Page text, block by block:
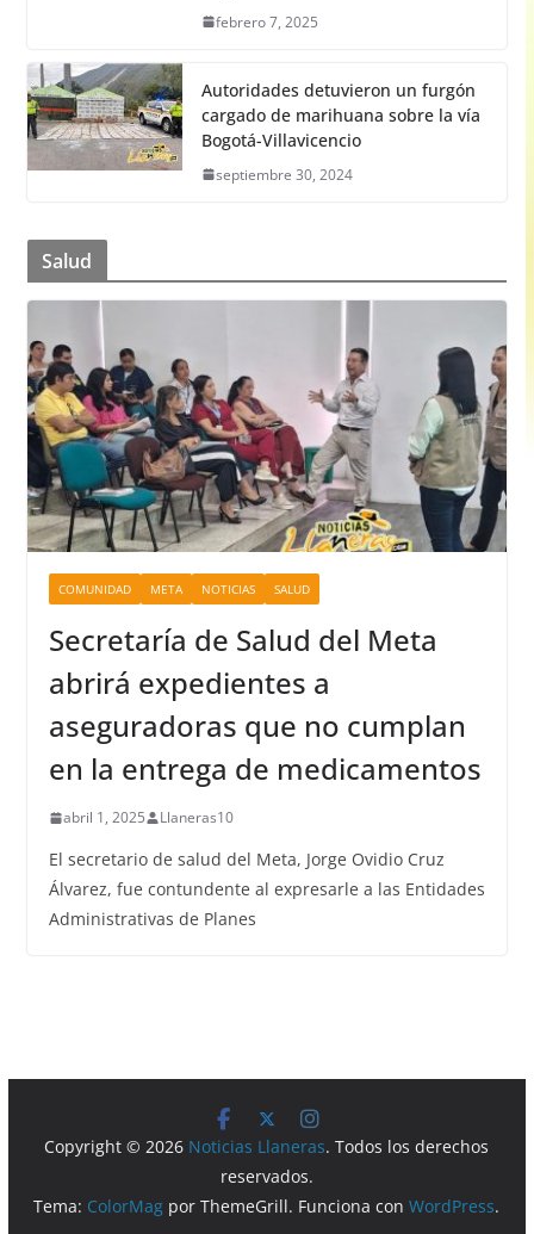
febrero 7, 2025
Autoridades detuvieron un furgón
cargado de marihuana sobre la vía
Bogotá-Villavicencio
septiembre 30, 2024
Salud
COMUNIDAD META NOTICIAS SALUD
Secretaría de Salud del Meta
abrirá expedientes a
aseguradoras que no cumplan
en la entrega de medicamentos
abril 1, 2025 Llaneras10
El secretario de salud del Meta, Jorge Ovidio Cruz
Álvarez, fue contundente al expresarle a las Entidades
Administrativas de Planes
Copyright © 2026 Noticias Llaneras. Todos los derechos
reservados.
Tema: ColorMag por ThemeGrill. Funciona conWordPress.